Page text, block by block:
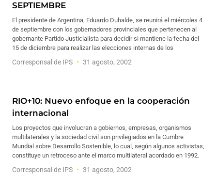
SEPTIEMBRE
El presidente de Argentina, Eduardo Duhalde, se reunirá el miércoles 4
de septiembre con los gobernadores provinciales que pertenecen al
gobernante Partido Justicialista para decidir si mantiene la fecha del
15 de diciembre para realizar las elecciones internas de los
Corresponsal de IPS 31 agosto, 2002
RIO+10: Nuevo enfoque en la cooperación
internacional
Los proyectos que involucran a gobiernos, empresas, organismos
multilaterales y la sociedad civil son privilegiados en la Cumbre
Mundial sobre Desarrollo Sostenible, lo cual, según algunos activistas,
constituye un retroceso ante el marco multilateral acordado en 1992.
Corresponsal de IPS 31 agosto, 2002